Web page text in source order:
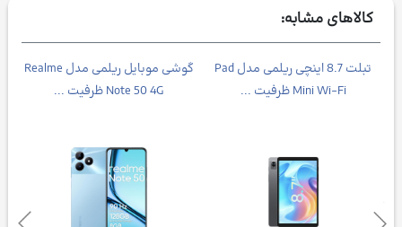
کالاهای مشابه:
گوشی موبایل ریلمی مدل Realme
Note 50 4G ظرفیت ...
تبلت 8.7 اینچی ریلمی مدل Pad
Mini Wi-Fi ظرفیت ...